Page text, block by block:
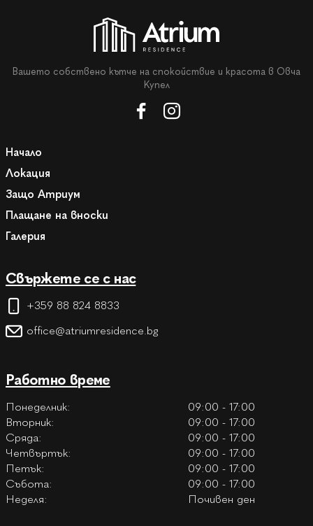
Вашето собствено кътче на спокойствие и красота в Овча
Купел
Начало
Локация
Защо Атриум
Плащане на вноски
Галерия
Свържете се с нас
+359 88 824 8833
office@atriumresidence.bg
Работно време
Понеделник:
09:00 - 17:00
Вторник:
09:00 - 17:00
Сряда:
09:00 - 17:00
Четвъртък:
09:00 - 17:00
Петък:
09:00 - 17:00
Събота:
09:00 - 17:00
Неделя:
Почивен ден